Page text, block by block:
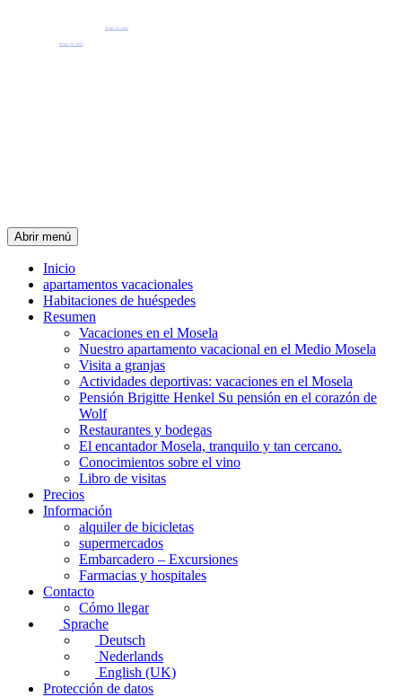
(Haga clic aquí)
(Haga clic aquí)
Abrir menú
Inicio
apartamentos vacacionales
Habitaciones de huéspedes
Resumen
Vacaciones en el Mosela
Nuestro apartamento vacacional en el Medio Mosela
Visita a granjas
Actividades deportivas: vacaciones en el Mosela
Pensión Brigitte Henkel Su pensión en el corazón de
Wolf
Restaurantes y bodegas
El encantador Mosela, tranquilo y tan cercano.
Conocimientos sobre el vino
Libro de visitas
Precios
Información
alquiler de bicicletas
supermercados
Embarcadero – Excursiones
Farmacias y hospitales
Contacto
Cómo llegar
Sprache
Deutsch
Nederlands
English (UK)
Protección de datos